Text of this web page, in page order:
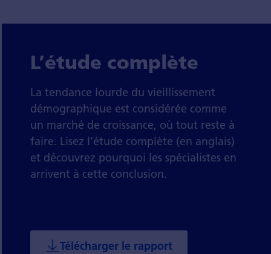
L’étude complète
La tendance lourde du vieillissement
démographique est considérée comme
un marché de croissance, où tout reste à
faire. Lisez l’étude complète (en anglais)
et découvrez pourquoi les spécialistes en
arrivent à cette conclusion.
Télécharger le rapport